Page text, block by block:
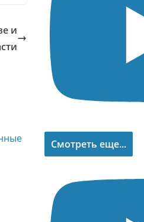
и
Смотреть еще...